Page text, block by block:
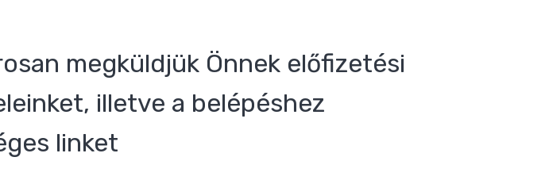
megküldjük Önnek előfizetési
illetve a belépéshez
linket